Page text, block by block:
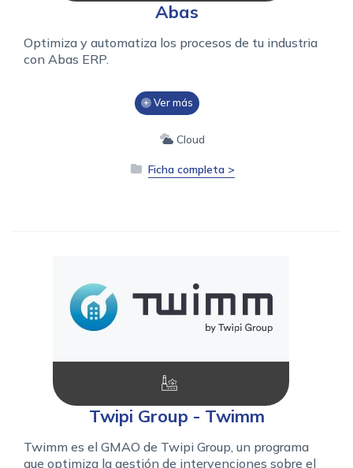
Abas
Optimiza y automatiza los procesos de tu industria
con Abas ERP.
Ver más
Cloud
Ficha completa >
Twipi Group - Twimm
Twimm es el GMAO de Twipi Group, un programa
que optimiza la gestión de intervenciones sobre el